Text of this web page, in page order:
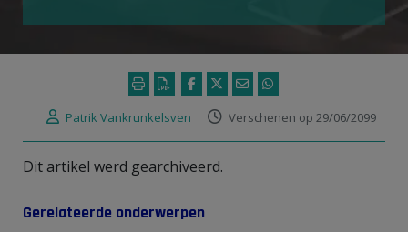
Patrik Vankrunkelsven Verschenen op 29/06/2099
Dit artikel werd gearchiveerd.
Gerelateerde onderwerpen